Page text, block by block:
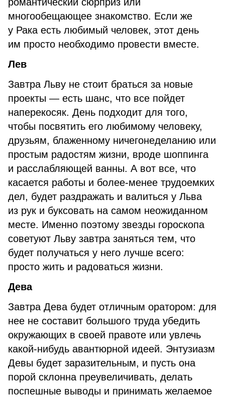
многообещающее знакомство. Если же
у Рака есть любимый человек, этот день
им просто необходимо провести вместе.
Лев
Завтра Льву не стоит браться за новые
проекты — есть шанс, что все пойдет
наперекосяк. День подходит для того,
чтобы посвятить его любимому человеку,
друзьям, блаженному ничегонеделанию или
простым радостям жизни, вроде шоппинга
и расслабляющей ванны. А вот все, что
касается работы и более-менее трудоемких
дел, будет раздражать и валиться у Льва
из рук и буксовать на самом неожиданном
месте. Именно поэтому звезды гороскопа
советуют Льву завтра заняться тем, что
будет получаться у него лучше всего:
просто жить и радоваться жизни.
Дева
Завтра Дева будет отличным оратором: для
нее не составит большого труда убедить
окружающих в своей правоте или увлечь
какой-нибудь авантюрной идеей. Энтузиазм
Девы будет заразительным, и пусть она
порой склонна преувеличивать, делать
поспешные выводы и принимать желаемое